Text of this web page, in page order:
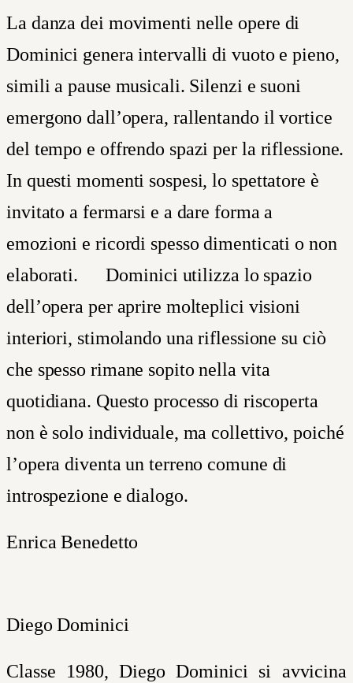
La danza dei movimenti nelle opere di
Dominici genera intervalli di vuoto e pieno,
simili a pause musicali. Silenzi e suoni
emergono dall’opera, rallentando il vortice
del tempo e offrendo spazi per la riflessione.
In questi momenti sospesi, lo spettatore è
invitato a fermarsi e a dare forma a
emozioni e ricordi spesso dimenticati o non
elaborati.Dominici utilizza lo spazio
dell’opera per aprire molteplici visioni
interiori, stimolando una riflessione su ciò
che spesso rimane sopito nella vita
quotidiana. Questo processo di riscoperta
non è solo individuale, ma collettivo, poiché
l’opera diventa un terreno comune di
introspezione e dialogo.
Enrica Benedetto
Diego Dominici
Classe 1980, Diego Dominici si avvicina